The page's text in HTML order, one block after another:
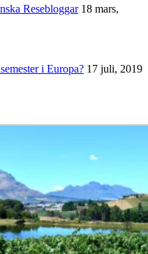
Resebloggar 18 mars,
i Europa? 17 juli, 2019